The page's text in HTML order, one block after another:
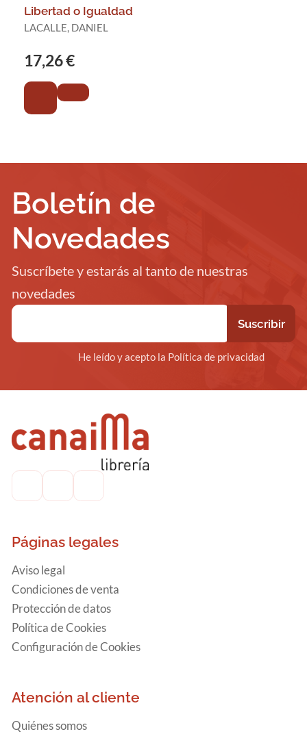
Libertad o Igualdad
LACALLE, DANIEL
17,26 €
Boletín de
Novedades
Suscríbete y estarás al tanto de nuestras
novedades
He leído y acepto la Política de privacidad
Páginas legales
Aviso legal
Condiciones de venta
Protección de datos
Política de Cookies
Configuración de Cookies
Atención al cliente
Quiénes somos